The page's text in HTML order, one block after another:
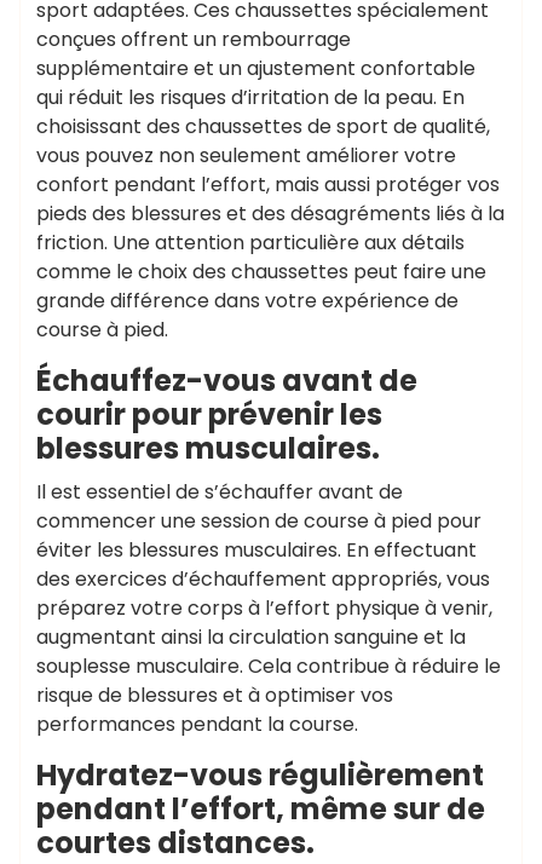
sport adaptées. Ces chaussettes spécialement
conçues offrent un rembourrage
supplémentaire et un ajustement confortable
qui réduit les risques d’irritation de la peau. En
choisissant des chaussettes de sport de qualité,
vous pouvez non seulement améliorer votre
confort pendant l’effort, mais aussi protéger vos
pieds des blessures et des désagréments liés à la
friction. Une attention particulière aux détails
comme le choix des chaussettes peut faire une
grande différence dans votre expérience de
course à pied.
Échauffez-vous avant de
courir pour prévenir les
blessures musculaires.
Il est essentiel de s’échauffer avant de
commencer une session de course à pied pour
éviter les blessures musculaires. En effectuant
des exercices d’échauffement appropriés, vous
préparez votre corps à l’effort physique à venir,
augmentant ainsi la circulation sanguine et la
souplesse musculaire. Cela contribue à réduire le
risque de blessures et à optimiser vos
performances pendant la course.
Hydratez-vous régulièrement
pendant l’effort, même sur de
courtes distances.